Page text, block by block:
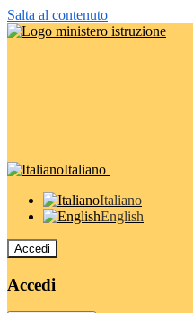
Salta al contenuto
Italiano
Italiano
English
Accedi
Accedi